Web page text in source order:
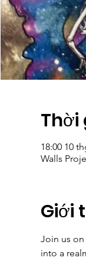
Thời
18:00 10
Walls
Giới
Join us
into a